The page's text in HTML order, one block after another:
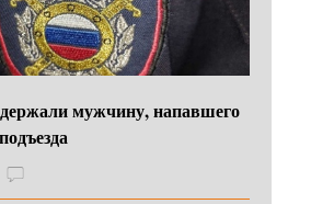
мужчину, напавшего